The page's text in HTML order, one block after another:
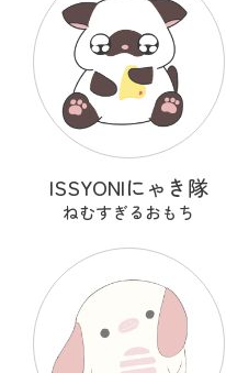
ISSYONIにゃき隊
ねむすぎるおもち